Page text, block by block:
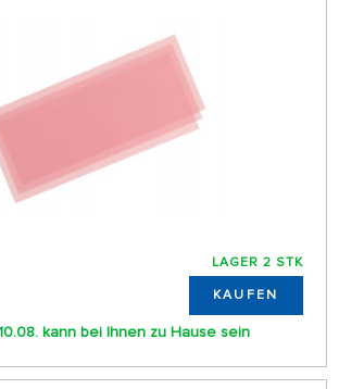
LAGER 2 STK
KAUFEN
kann bei Ihnen zu Hause sein